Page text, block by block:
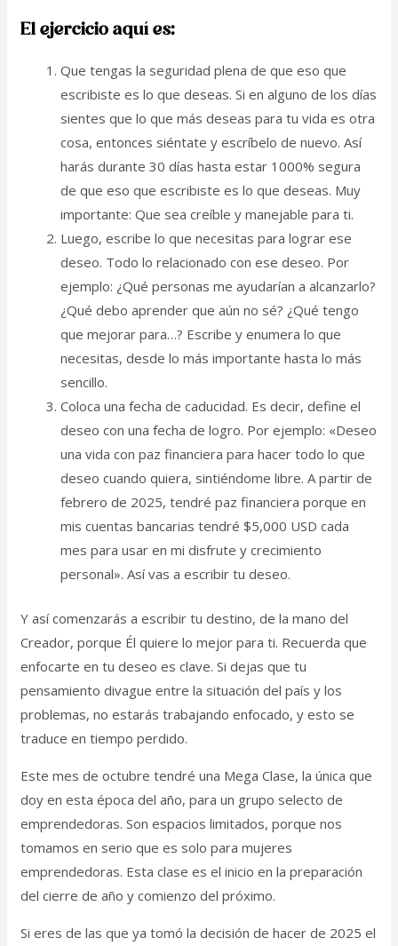
El ejercicio aquí es:
Que tengas la seguridad plena de que eso que
escribiste es lo que deseas. Si en alguno de los días
sientes que lo que más deseas para tu vida es otra
cosa, entonces siéntate y escríbelo de nuevo. Así
harás durante 30 días hasta estar 1000% segura
de que eso que escribiste es lo que deseas. Muy
importante: Que sea creíble y manejable para ti.
Luego, escribe lo que necesitas para lograr ese
deseo. Todo lo relacionado con ese deseo. Por
ejemplo: ¿Qué personas me ayudarían a alcanzarlo?
¿Qué debo aprender que aún no sé? ¿Qué tengo
que mejorar para…? Escribe y enumera lo que
necesitas, desde lo más importante hasta lo más
sencillo.
Coloca una fecha de caducidad. Es decir, define el
deseo con una fecha de logro. Por ejemplo: «Deseo
una vida con paz financiera para hacer todo lo que
deseo cuando quiera, sintiéndome libre. A partir de
febrero de 2025, tendré paz financiera porque en
mis cuentas bancarias tendré $5,000 USD cada
mes para usar en mi disfrute y crecimiento
personal». Así vas a escribir tu deseo.
Y así comenzarás a escribir tu destino, de la mano del
Creador, porque Él quiere lo mejor para ti. Recuerda que
enfocarte en tu deseo es clave. Si dejas que tu
pensamiento divague entre la situación del país y los
problemas, no estarás trabajando enfocado, y esto se
traduce en tiempo perdido.
Este mes de octubre tendré una Mega Clase, la única que
doy en esta época del año, para un grupo selecto de
emprendedoras. Son espacios limitados, porque nos
tomamos en serio que es solo para mujeres
emprendedoras. Esta clase es el inicio en la preparación
del cierre de año y comienzo del próximo.
Si eres de las que ya tomó la decisión de hacer de 2025 el